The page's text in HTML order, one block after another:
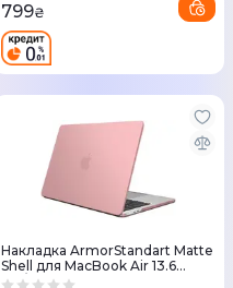
799₴
Накладка ArmorStandart Matte
Shell для MacBook Air 13.6
M3/M2 (Pink)